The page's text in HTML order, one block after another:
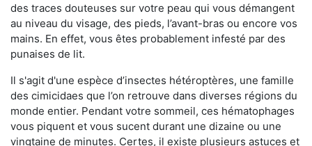
des traces douteuses sur votre peau qui vous démangent
au niveau du visage, des pieds, l’avant-bras ou encore vos
mains. En effet, vous êtes probablement infesté par des
punaises de lit.
Il s'agit d'une espèce d’insectes hétéroptères, une famille
des cimicidaes que l’on retrouve dans diverses régions du
monde entier. Pendant votre sommeil, ces hématophages
vous piquent et vous sucent durant une dizaine ou une
vingtaine de minutes. Certes, il existe plusieurs astuces et